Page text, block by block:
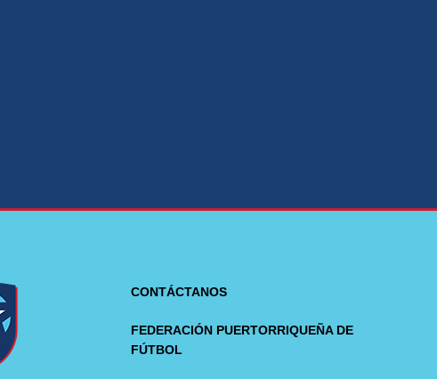
CONTÁCTANOS
FEDERACIÓN PUERTORRIQUEÑA DE
FÚTBOL